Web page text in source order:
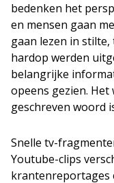
bedenken het
en mensen gaan
gaan lezen in
hardop werden
belangrijke
opeens gezien.
geschreven woord
Snelle tv-
Youtube-clips
krantenreportages